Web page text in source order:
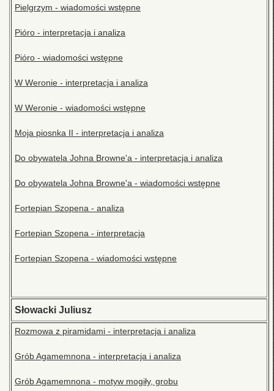
Pielgrzym - wiadomości wstępne
Pióro - interpretacja i analiza
Pióro - wiadomości wstępne
W Weronie - interpretacja i analiza
W Weronie - wiadomości wstępne
Moja piosnka II - interpretacja i analiza
Do obywatela Johna Browne'a - interpretacja i analiza
Do obywatela Johna Browne'a - wiadomości wstępne
Fortepian Szopena - analiza
Fortepian Szopena - interpretacja
Fortepian Szopena - wiadomości wstępne
Słowacki Juliusz
Rozmowa z piramidami - interpretacja i analiza
Grób Agamemnona - interpretacja i analiza
Grób Agamemnona - motyw mogiły, grobu